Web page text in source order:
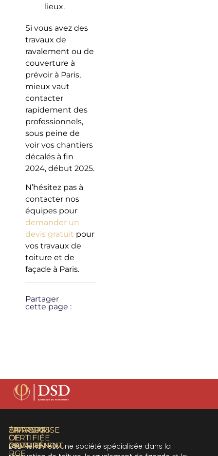
lieux.
Si vous avez des
travaux de
ravalement ou de
couverture à
prévoir à Paris,
mieux vaut
contacter
rapidement des
professionnels,
sous peine de
voir vos chantiers
décalés à fin
2024, début 2025.
N’hésitez pas à
contacter nos
équipes pour
demander un
devis gratuit pour
vos travaux de
toiture et de
façade à Paris.
Partager
cette page :
À PROPOS
DSD Rénov est une société spécialisée dans la
TRAVAUX
DE
RAVALEMENT
TRAVAUX
DE
TOITURE
ENTREPRISE
CERTIFIÉE
CERTIRÉNOV
RGE